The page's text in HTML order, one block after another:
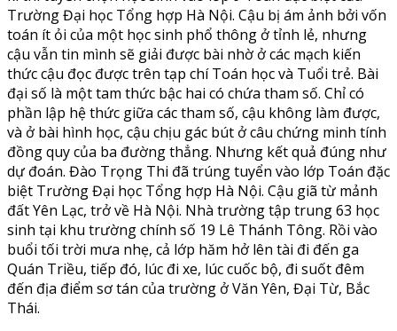
Trường Đại học Tổng hợp Hà Nội. Cậu bị ám ảnh bởi vốn
toán ít ỏi của một học sinh phổ thông ở tỉnh lẻ, nhưng
cậu vẫn tin mình sẽ giải được bài nhờ ở các mạch kiến
thức cậu đọc được trên tạp chí Toán học và Tuổi trẻ. Bài
đại số là một tam thức bậc hai có chứa tham số. Chỉ có
phần lập hệ thức giữa các tham số, cậu không làm được,
và ở bài hình học, cậu chịu gác bút ở câu chứng minh tính
đồng quy của ba đường thẳng. Nhưng kết quả đúng như
dự đoán. Đào Trọng Thi đã trúng tuyển vào lớp Toán đặc
biệt Trường Đại học Tổng hợp Hà Nội. Cậu giã từ mảnh
đất Yên Lạc, trở về Hà Nội. Nhà trường tập trung 63 học
sinh tại khu trường chính số 19 Lê Thánh Tông. Rồi vào
buổi tối trời mưa nhẹ, cả lớp hăm hở lên tài đi đến ga
Quán Triều, tiếp đó, lúc đi xe, lúc cuốc bộ, đi suốt đêm
đến địa điểm sơ tán của trường ở Văn Yên, Đại Từ, Bắc
Thái.